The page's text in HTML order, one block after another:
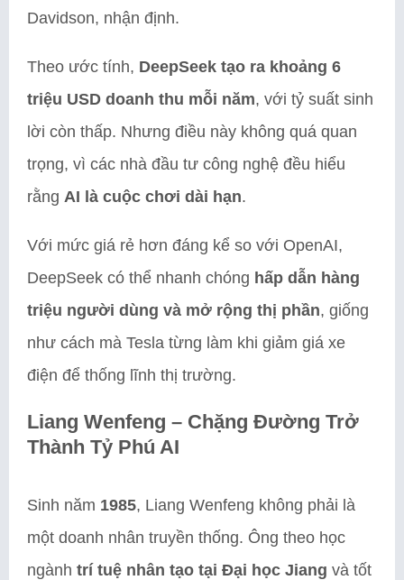
Davidson, nhận định.
Theo ước tính, DeepSeek tạo ra khoảng 6
triệu USD doanh thu mỗi năm, với tỷ suất sinh
lời còn thấp. Nhưng điều này không quá quan
trọng, vì các nhà đầu tư công nghệ đều hiểu
rằng AI là cuộc chơi dài hạn.
Với mức giá rẻ hơn đáng kể so với OpenAI,
DeepSeek có thể nhanh chóng hấp dẫn hàng
triệu người dùng và mở rộng thị phần, giống
như cách mà Tesla từng làm khi giảm giá xe
điện để thống lĩnh thị trường.
Liang Wenfeng – Chặng Đường Trở
Thành Tỷ Phú AI
Sinh năm 1985, Liang Wenfeng không phải là
một doanh nhân truyền thống. Ông theo học
ngành trí tuệ nhân tạo tại Đại học Jiang và tốt